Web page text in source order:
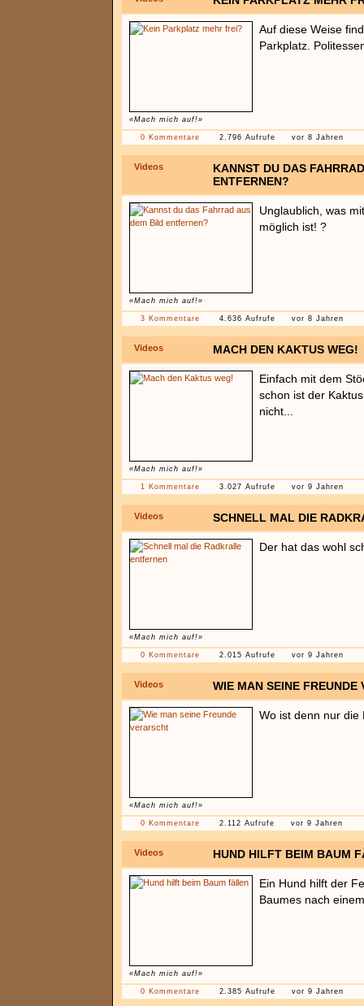
«Mach mich auf!»
Auf diese Weise
Parkplatz.
0 Kommentare 2.796 Aufrufe vor 8 Jahren
Videos
KANNST DU DAS
ENTFERNEN?
«Mach mich auf!»
Unglaublich, was
möglich ist! ?
3 Kommentare 4.636 Aufrufe vor 8 Jahren
Videos MACH DEN KAKTUS WEG!
«Mach mich auf!»
Einfach mit dem
schon ist der
nicht...
1 Kommentare 3.027 Aufrufe vor 9 Jahren
Videos SCHNELL MAL DIE
«Mach mich auf!»
Der hat das wohl
0 Kommentare 2.015 Aufrufe vor 9 Jahren
Videos WIE MAN SEINE FREUNDE
«Mach mich auf!»
Wo ist denn nur die
0 Kommentare 2.112 Aufrufe vor 9 Jahren
Videos HUND HILFT BEIM BAUM
«Mach mich auf!»
Ein Hund hilft der
Baumes nach
0 Kommentare 2.385 Aufrufe vor 9 Jahren